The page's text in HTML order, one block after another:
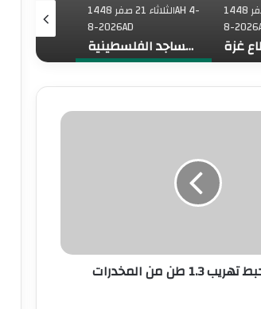
الثلاثاء 21 صفر 1448AH 4-
8-2026AD
منظمة التعاون الإسلامي تدين جرائم المستعمرين بحرق المساجد الفلسطينية
الثلاثاء 21 صفر 1448AH 4-
8-
الأردن
1.3 طن من المخدرات